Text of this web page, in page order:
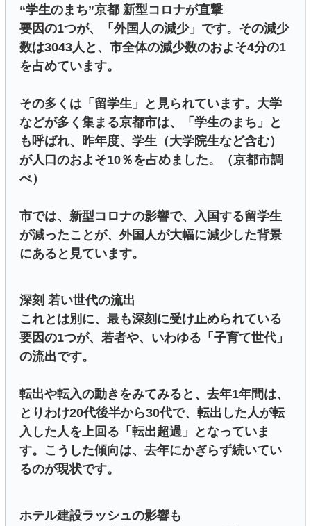
“学生のまち”京都 新型コロナが直撃
要因の1つが、「外国人の減少」です。その減少
数は3043人と、市全体の減少数のおよそ4分の1
を占めています。
その多くは「留学生」と見られています。大学
などが多く集まる京都市は、「学生のまち」と
も呼ばれ、昨年度、学生（大学院生など含む）
が人口のおよそ10％を占めました。（京都市調
べ）
市では、新型コロナの影響で、入国する留学生
が減ったことが、外国人が大幅に減少した背景
にあると見ています。
深刻 若い世代の流出
これとは別に、最も深刻に受け止められている
要因の1つが、若者や、いわゆる「子育て世代」
の流出です。
転出や転入の動きをみてみると、去年1年間は、
とりわけ20代後半から30代で、転出した人が転
入した人を上回る「転出超過」となっていま
す。こうした傾向は、去年にかぎらず続いてい
るのが現状です。
ホテル建設ラッシュの影響も